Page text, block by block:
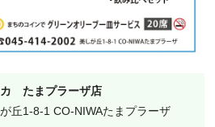
　たまプラーザ店
丘1-8-1 CO-NIWAたまプラーザ